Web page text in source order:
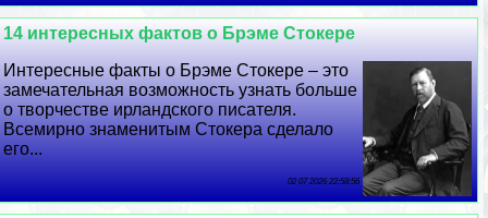
14 интересных фактов о Брэме Стокере
Интересные факты о Брэме Стокере – это
замечательная возможность узнать больше
о творчестве ирландского писателя.
Всемирно знаменитым Стокера сделало
его...
02 07 2026 22:58:56